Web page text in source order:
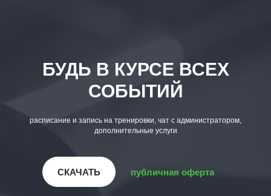
БУДЬ В КУРСЕ ВСЕХ
СОБЫТИЙ
расписание и запись на тренировки, чат с администратором,
дополнительные услуги
СКАЧАТЬ публичная оферта